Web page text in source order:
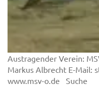
Austragender Verein:
Markus Albrecht E-Mail:
www.msv-o.de Suche